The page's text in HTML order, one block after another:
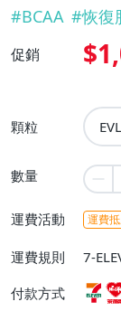
#BCAA #恢復
促銷
顆粒
數量
運費活動 運費
運費規則
7-
富取
免運
付款方式